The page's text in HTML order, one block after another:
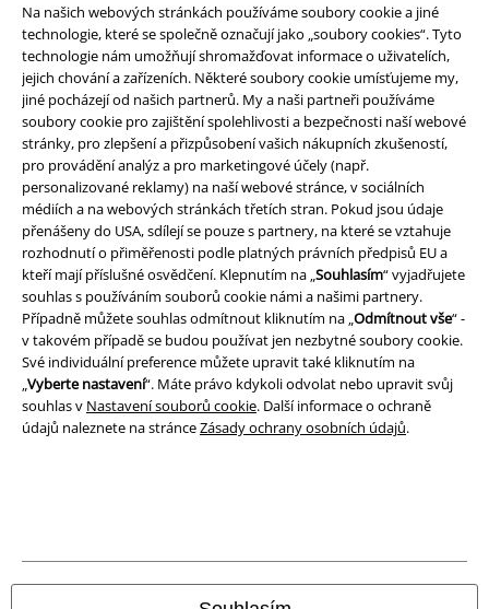
Na našich webových stránkách používáme soubory cookie a jiné
technologie, které se společně označují jako „soubory cookies“. Tyto
technologie nám umožňují shromažďovat informace o uživatelích,
jejich chování a zařízeních. Některé soubory cookie umísťujeme my,
jiné pocházejí od našich partnerů. My a naši partneři používáme
soubory cookie pro zajištění spolehlivosti a bezpečnosti naší webové
stránky, pro zlepšení a přizpůsobení vašich nákupních zkušeností,
pro provádění analýz a pro marketingové účely (např.
personalizované reklamy) na naší webové stránce, v sociálních
médiích a na webových stránkách třetích stran. Pokud jsou údaje
přenášeny do USA, sdílejí se pouze s partnery, na které se vztahuje
rozhodnutí o přiměřenosti podle platných právních předpisů EU a
kteří mají příslušné osvědčení. Klepnutím na „Souhlasím“ vyjadřujete
souhlas s používáním souborů cookie námi a našimi partnery.
Případně můžete souhlas odmítnout kliknutím na „Odmítnout vše“ -
v takovém případě se budou používat jen nezbytné soubory cookie.
Své individuální preference můžete upravit také kliknutím na
„Vyberte nastavení“. Máte právo kdykoli odvolat nebo upravit svůj
souhlas v Nastavení souborů cookie. Další informace o ochraně
údajů naleznete na stránceZásady ochrany osobních údajů.
Právní informace
Podmínky
Prohlášení
Ochrana osobních údajů
Likvidace odpadu a ochrana životního prostředí
Prohlášení o shodě
Informace o přístupnosti